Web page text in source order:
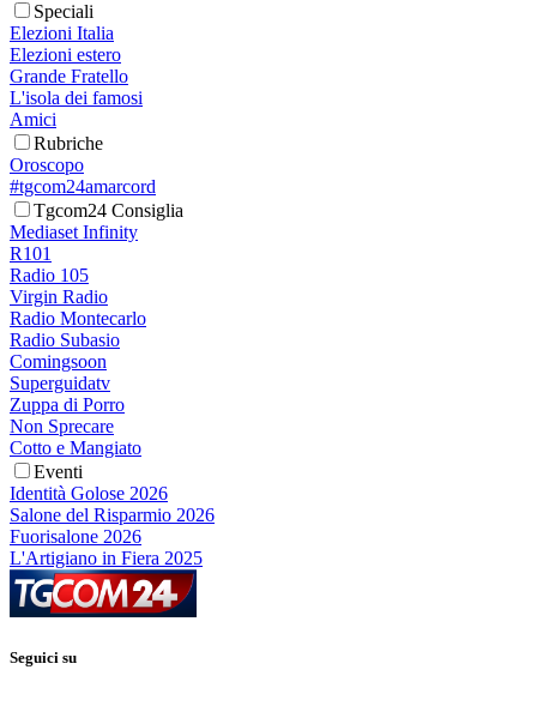
Speciali
Elezioni Italia
Elezioni estero
Grande Fratello
L'isola dei famosi
Amici
Rubriche
Oroscopo
#tgcom24amarcord
Tgcom24 Consiglia
Mediaset Infinity
R101
Radio 105
Virgin Radio
Radio Montecarlo
Radio Subasio
Comingsoon
Superguidatv
Zuppa di Porro
Non Sprecare
Cotto e Mangiato
Eventi
Identità Golose 2026
Salone del Risparmio 2026
Fuorisalone 2026
L'Artigiano in Fiera 2025
Seguici su